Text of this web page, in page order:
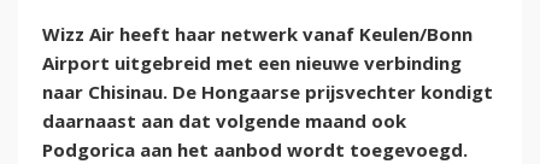
Wizz Air heeft haar netwerk vanaf Keulen/Bonn
Airport uitgebreid met een nieuwe verbinding
naar Chisinau. De Hongaarse prijsvechter kondigt
daarnaast aan dat volgende maand ook
Podgorica aan het aanbod wordt toegevoegd.